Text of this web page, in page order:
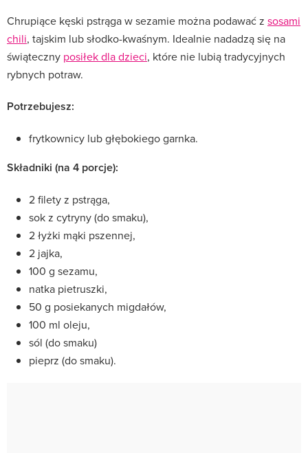
Chrupiące kęski pstrąga w sezamie można podawać z sosami
chili, tajskim lub słodko-kwaśnym. Idealnie nadadzą się na
świąteczny posiłek dla dzieci, które nie lubią tradycyjnych
rybnych potraw.
Potrzebujesz:
frytkownicy lub głębokiego garnka.
Składniki (na 4 porcje):
2 filety z pstrąga,
sok z cytryny (do smaku),
2 łyżki mąki pszennej,
2 jajka,
100 g sezamu,
natka pietruszki,
50 g posiekanych migdałów,
100 ml oleju,
sól (do smaku)
pieprz (do smaku).